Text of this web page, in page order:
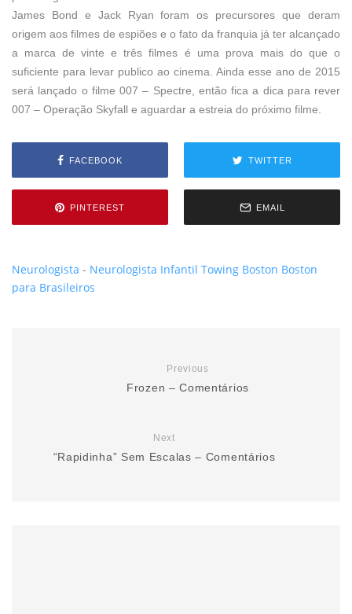
James Bond e Jack Ryan foram os precursores que deram
origem aos filmes de espiões e o fato da franquia já ter alcançado
a marca de vinte e três filmes é uma prova mais do que o
suficiente para levar publico ao cinema. Ainda esse ano de 2015
será lançado o filme 007 – Spectre, então fica a dica para rever
007 – Operação Skyfall e aguardar a estreia do próximo filme.
FACEBOOK TWITTER
PINTEREST EMAIL
Neurologista - Neurologista Infantil Towing Boston Boston
para Brasileiros
Previous
Frozen – Comentários
Next
“Rapidinha” Sem Escalas – Comentários